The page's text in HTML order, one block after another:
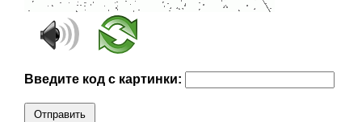
Введите код с картинки:
Отправить